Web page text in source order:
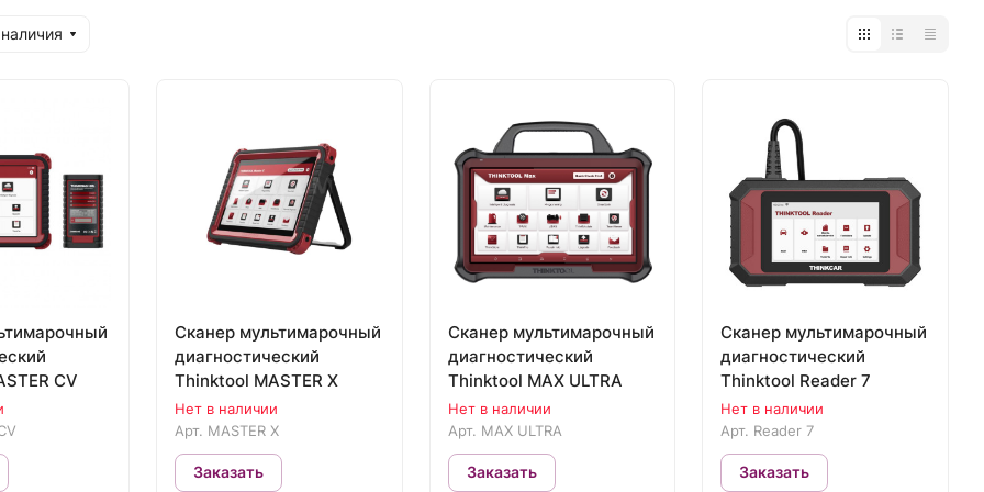
CV
Сканер мультимарочный
диагностический
Thinktool MASTER X
Нет в наличии
Арт. MASTER X
Заказать
Сканер мультимарочный
диагностический
Thinktool MAX ULTRA
Нет в наличии
Арт. MAX ULTRA
Заказать
Сканер мультимарочный
диагностический
Thinktool Reader 7
Нет в наличии
Арт. Reader 7
Заказать